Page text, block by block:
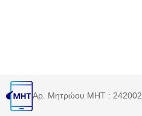
Αρ. Μητρώου MHT : 242002